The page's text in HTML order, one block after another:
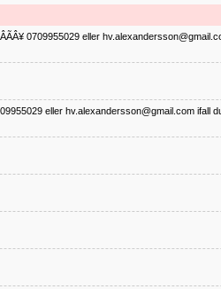
0709955029 eller
eller hv.alexandersson@gmail.com ifall